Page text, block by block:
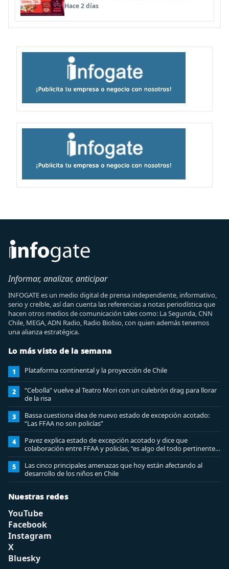
Hace 2 días
Informar, analizar, anticipar
INFOGATE es un medio digital de prensa independiente, informativo,
serio y creíble, así dan cuenta las referencias a notas periodística que
hacen otros medios de comunicación tales como: La Segunda, CNN
Chile, MEGA, ADN Radio, Radio Biobio, con quien además tenemos
una alianza estratégica.
Lo más visto de la semana
1 Plataforma continental y la proyección de Chile
2
“Cebolla” vuelve al Teatro Mori con un culebrón drag para llorar
de la risa
3
Bassa cuestiona idea de nuevo estado de excepción acotado:
“Las FFAA no son policías”
4
Pavez explica estado de excepción acotado y dice que
colaboración entre FFAA y policías, “es algo del todo pertinente
analizar”
5
Las cinco principales amenazas que hoy están afectando al
desarrollo de los niños en Chile
Nuestras redes
YouTube
Facebook
Instagram
X
Bluesky